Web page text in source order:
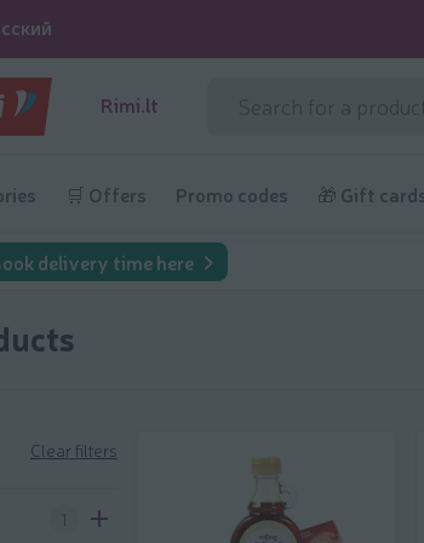
Rimi.lt
🛒 Offers Promo codes 🎁 Gift
delivery time here
Clear filters
1